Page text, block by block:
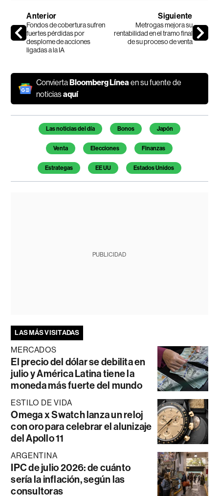
Anterior
Fondos de cobertura sufren
fuertes pérdidas por
desplome de acciones
ligadas a la IA
Siguiente
Metrogas mejora su
rentabilidad en el tramo final
de su proceso de venta
ConviertaBloomberg Líneaen su fuente de
noticiasaquí
Temas de este artículo
Las noticias del día Bonos Japón
Venta Elecciones Finanzas
Estrategas EE UU Estados Unidos
PUBLICIDAD
LAS MÁS VISITADAS
MERCADOS
El precio del dólar se debilita en
julio y América Latina tiene la
moneda más fuerte del mundo
ESTILO DE VIDA
Omega x Swatch lanza un reloj
con oro para celebrar el alunizaje
del Apollo 11
ARGENTINA
IPC de julio 2026: de cuánto
sería la inflación, según las
consultoras